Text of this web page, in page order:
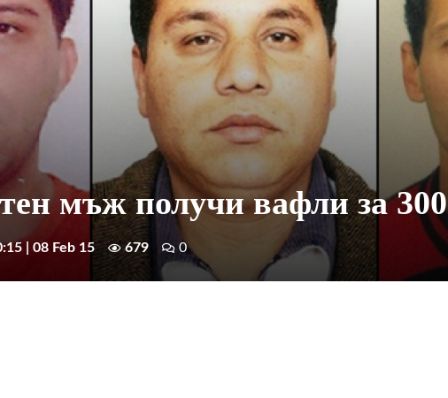
мъж получи вафли за
| 08 Feb 15 679 0